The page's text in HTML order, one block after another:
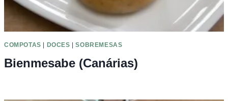
COMPOTAS | DOCES |SOBREMESAS
Bienmesabe (Canárias)